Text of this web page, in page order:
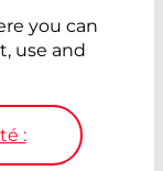
you can
use and
: